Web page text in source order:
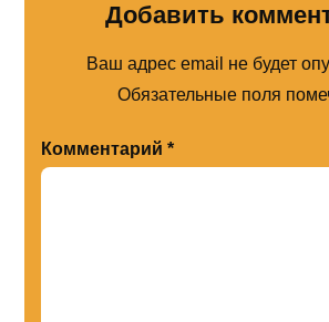
Добавить
Ваш адрес email не будет
Обязательные поля
Комментарий*